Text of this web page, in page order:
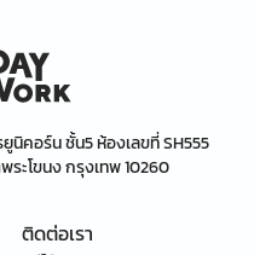
ยูนิคอร์น ชั้น5 ห้องเลขที่ SH555
ะโขนง กรุงเทพ 10260
ติดต่อเรา